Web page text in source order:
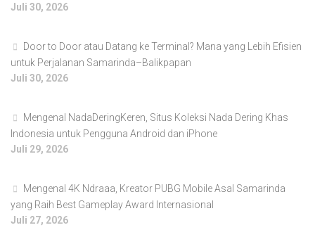
Juli 30, 2026
Door to Door atau Datang ke Terminal? Mana yang Lebih Efisien
untuk Perjalanan Samarinda–Balikpapan
Juli 30, 2026
Mengenal NadaDeringKeren, Situs Koleksi Nada Dering Khas
Indonesia untuk Pengguna Android dan iPhone
Juli 29, 2026
Mengenal 4K Ndraaa, Kreator PUBG Mobile Asal Samarinda
yang Raih Best Gameplay Award Internasional
Juli 27, 2026